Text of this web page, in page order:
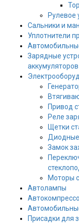
Рулевое
Сальники и
Уплотнители
Зарядные
аккумуляторов
Привод
Реле
Щетки
Замок
Моторы
Автолампы
Присадки для